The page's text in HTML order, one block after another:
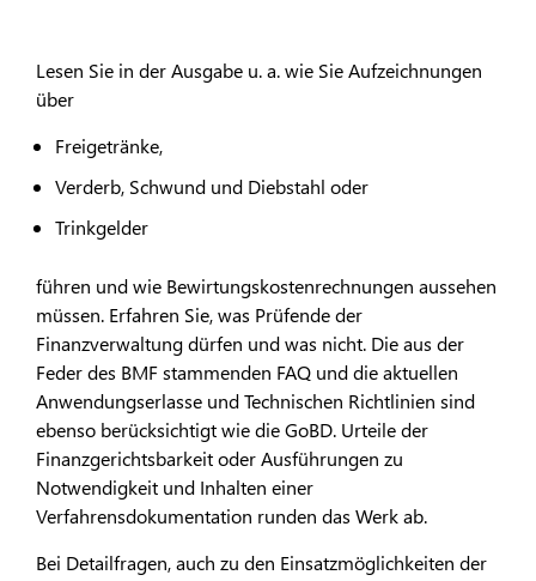
Lesen Sie in der Ausgabe u. a. wie Sie Aufzeichnungen
über
Freigetränke,
Verderb, Schwund und Diebstahl oder
Trinkgelder
führen und wie Bewirtungskostenrechnungen aussehen
müssen. Erfahren Sie, was Prüfende der
Finanzverwaltung dürfen und was nicht. Die aus der
Feder des BMF stammenden FAQ und die aktuellen
Anwendungserlasse und Technischen Richtlinien sind
ebenso berücksichtigt wie die GoBD. Urteile der
Finanzgerichtsbarkeit oder Ausführungen zu
Notwendigkeit und Inhalten einer
Verfahrensdokumentation runden das Werk ab.
Bei Detailfragen, auch zu den Einsatzmöglichkeiten der